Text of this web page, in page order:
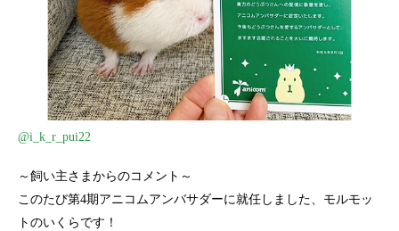
@i_k_r_pui22
～飼い主さまからのコメント～
このたび第4期アニコムアンバサダーに就任しました、モルモッ
トのいくらです！